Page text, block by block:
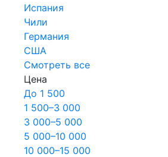
Испания
Чили
Германия
США
Смотреть все
Цена
До 1 500
1 500–3 000
3 000–5 000
5 000–10 000
10 000–15 000